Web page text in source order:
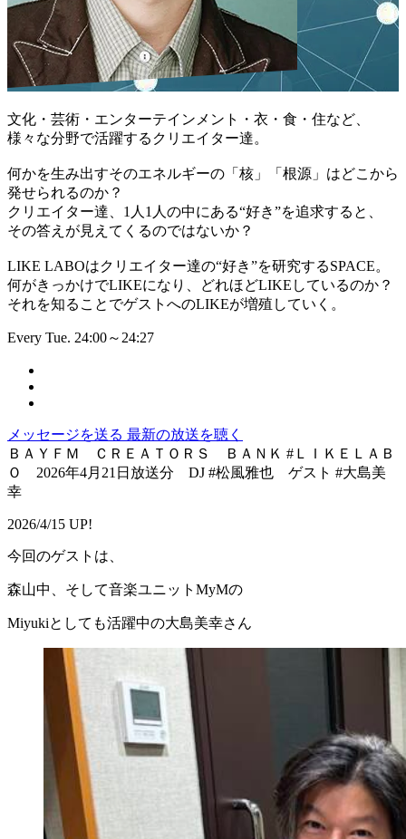
文化・芸術・エンターテインメント・衣・食・住など、
様々な分野で活躍するクリエイター達。
何かを生み出すそのエネルギーの「核」「根源」はどこから
発せられるのか？
クリエイター達、1人1人の中にある“好き”を追求すると、
その答えが見えてくるのではないか？
LIKE LABOはクリエイター達の“好き”を研究するSPACE。
何がきっかけでLIKEになり、どれほどLIKEしているのか？
それを知ることでゲストへのLIKEが増殖していく。
Every Tue. 24:00～24:27
メッセージを送る 最新の放送を聴く
ＢＡＹＦＭ ＣＲＥＡＴＯＲＳ ＢＡＮＫ #ＬＩＫＥＬＡＢ
Ｏ 2026年4月21日放送分 DJ #松風雅也 ゲスト #大島美
幸
2026/4/15 UP!
今回のゲストは、
森山中、そして音楽ユニットMyMの
Miyukiとしても活躍中の大島美幸さん